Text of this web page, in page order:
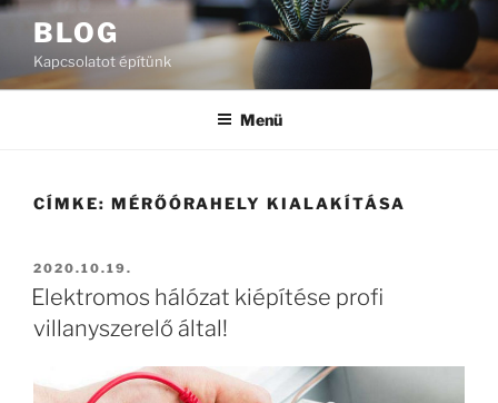
Tartalomhoz
BLOG
Kapcsolatot építünk
Menü
CÍMKE: MÉRŐÓRAHELY KIALAKÍTÁSA
BEKÜLDVE:
2020.10.19.
Elektromos hálózat kiépítése profi
villanyszerelő által!